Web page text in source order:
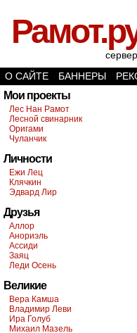
О САЙТЕ
БАННЕРЫ
Мои проекты
Лес Нан Рамот
Лесной свинарник
Оригами
Чуланчик
Личности
Ежи Лец
Клячкин
Эдвард Лир
Друзья
Аллор
Анориэль
Ассиди
Заяц
Леди Осень
Великие
Вера Камша
Владимир Леви
Ира Голуб
Михаил Мазель